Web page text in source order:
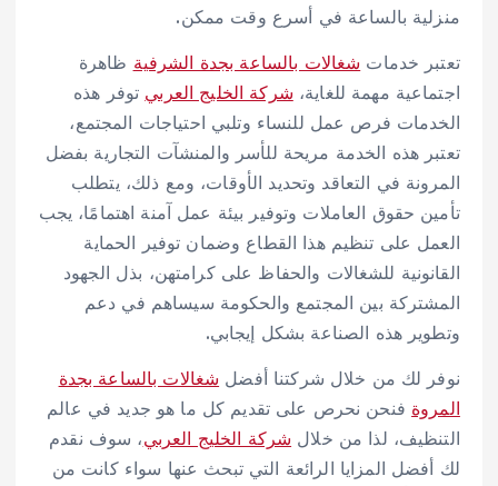
منزلية بالساعة في أسرع وقت ممكن.
تعتبر خدمات شغالات بالساعة بجدة الشرفية ظاهرة
اجتماعية مهمة للغاية، شركة الخليج العربي توفر هذه
الخدمات فرص عمل للنساء وتلبي احتياجات المجتمع،
تعتبر هذه الخدمة مريحة للأسر والمنشآت التجارية بفضل
المرونة في التعاقد وتحديد الأوقات، ومع ذلك، يتطلب
تأمين حقوق العاملات وتوفير بيئة عمل آمنة اهتمامًا، يجب
العمل على تنظيم هذا القطاع وضمان توفير الحماية
القانونية للشغالات والحفاظ على كرامتهن، بذل الجهود
المشتركة بين المجتمع والحكومة سيساهم في دعم
وتطوير هذه الصناعة بشكل إيجابي.
نوفر لك من خلال شركتنا أفضل شغالات بالساعة بجدة
المروة فنحن نحرص على تقديم كل ما هو جديد في عالم
التنظيف، لذا من خلال شركة الخليج العربي، سوف نقدم
لك أفضل المزايا الرائعة التي تبحث عنها سواء كانت من